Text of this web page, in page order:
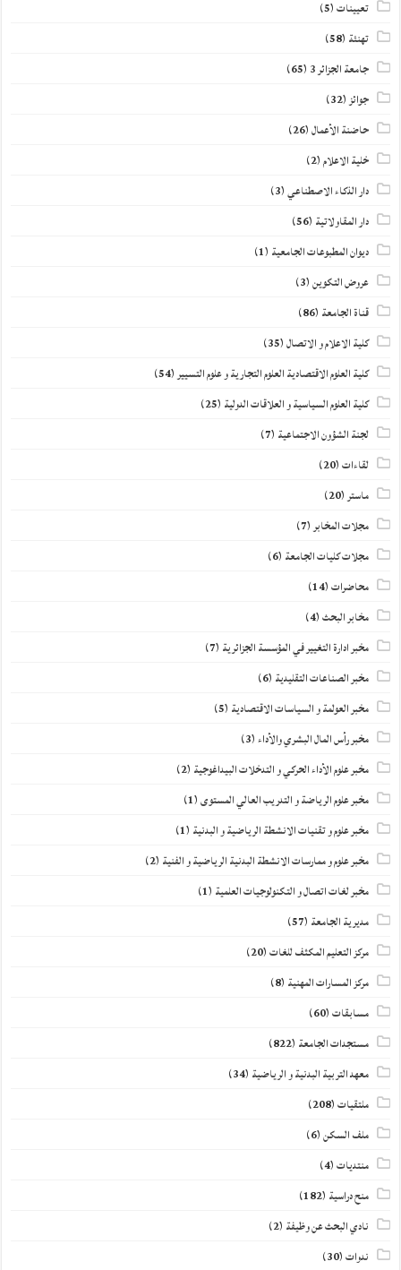
تعيينات(5)
تهنئة (58)
جامعة الجزائر 3 (65)
جوائز(32)
حاضنة الأعمال(26)
خلية الاعلام(2)
دار الذكاء الاصطناعي(3)
دار المقاولاتية (56)
ديوان المطبوعات الجامعية (1)
عروض التكوين(3)
قناة الجامعة (86)
كلية الاعلام و الاتصال(35)
كلية العلوم الاقتصادية العلوم التجارية و علوم التسيير(54)
كلية العلوم السياسية و العلاقات الدولية (25)
لجنة الشؤون الاجتماعية (7)
لقاءات(20)
ماستر(20)
مجلات المخابر(7)
مجلات كليات الجامعة (6)
محاضرات(14)
مخابر البحث(4)
مخبر ادارة التغيير في المؤسسة الجزائرية (7)
مخبر الصناعات التقليدية (6)
مخبر العولمة و السياسات الاقتصادية (5)
مخبر رأس المال البشري والأداء(3)
مخبر علوم الأداء الحركي و التدخلات البيداغوجية (2)
مخبر علوم الرياضة و التدريب العالي المستوى(1)
مخبر علوم و تقنيات الانشطة الرياضية و البدنية (1)
مخبر علوم و ممارسات الانشطة البدنية الرياضية و الفنية (2)
مخبر لغات اتصال و التكنولوجيات العلمية (1)
مديرية الجامعة (57)
مركز التعليم المكثف للغات(20)
مركز المسارات المهنية (8)
مسابقات(60)
مستجدات الجامعة (822)
معهد التربية البدنية و الرياضية (34)
ملتقيات(208)
ملف السكن(6)
منتديات(4)
منح دراسية (182)
نادي البحث عن وظيفة (2)
ندوات(30)